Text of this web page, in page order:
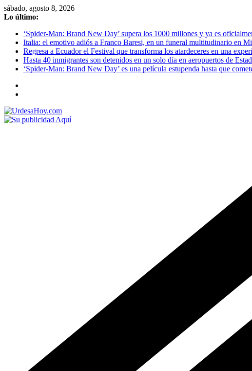
Saltar
al
sábado, agosto 8, 2026
Lo último:
‘Spider-Man: Brand New Day’ supera los 1000 millones y ya es
Italia: el emotivo adiós a Franco Baresi, en un funeral multitudinario en
Regresa a Ecuador el Festival que transforma los atardeceres en una
Hasta 40 inmigrantes son detenidos en un solo día en aeropuertos de
‘Spider-Man: Brand New Day’ es una película estupenda hasta que